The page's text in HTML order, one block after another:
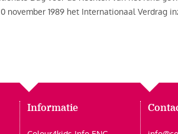
november 1989 het Internationaal Verdrag
Informatie